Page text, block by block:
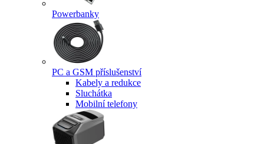
Powerbanky
PC a GSM příslušenství
Kabely a redukce
Sluchátka
Mobilní telefony